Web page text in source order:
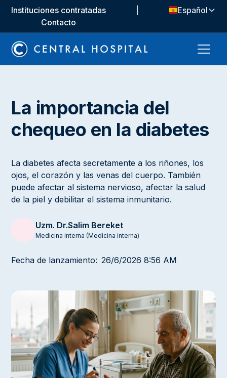
Instituciones contratadas
Contacto
Español
La importancia del
chequeo en la diabetes
La diabetes afecta secretamente a los riñones, los
ojos, el corazón y las venas del cuerpo. También
puede afectar al sistema nervioso, afectar la salud
de la piel y debilitar el sistema inmunitario.
Uzm. Dr.Salim Bereket
Medicina interna (Medicina interna)
Fecha de lanzamiento: 26/6/2026 8:56 AM